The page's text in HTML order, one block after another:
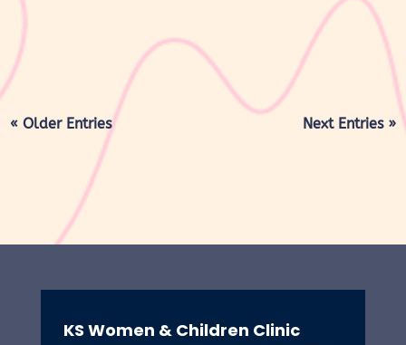
« Older Entries Next Entries »
KS Women & Children Clinic